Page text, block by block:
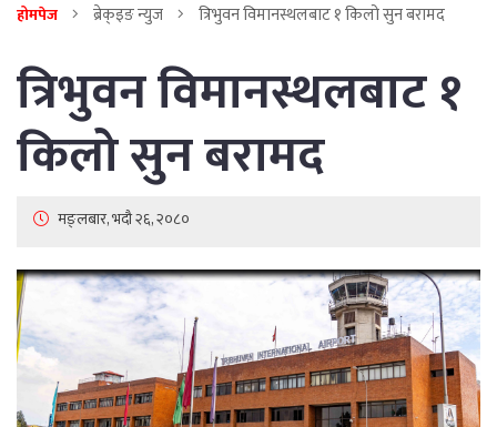
होमपेज ब्रेक्इङ न्युज त्रिभुवन विमानस्थलबाट १ किलो सुन बरामद
त्रिभुवन विमानस्थलबाट १
किलो सुन बरामद
मङ्लबार, भदौ २६, २०८०